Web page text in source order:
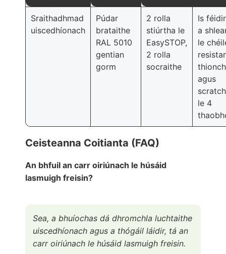
Sraithadhmad
uiscedhíonach
Púdar
brataithe
RAL 5010
gentian
gorm
2 rolla
stiúrtha le
EasySTOP,
2 rolla
socraithe
Is
a
le
agus
le 4
Ceisteanna Coitianta (FAQ)
An bhfuil an carr oiriúnach le húsáid
lasmuigh freisin?
Sea, a bhuíochas dá dhromchla luchtaithe
uiscedhíonach agus a thógáil láidir, tá an
carr oiriúnach le húsáid lasmuigh freisin.